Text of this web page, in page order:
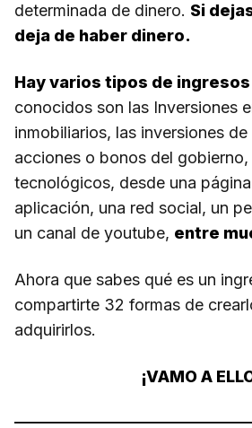
determinada de dinero. Si
deja de haber dinero.
Hay varios tipos de
conocidos son las Inversiones
inmobiliarios, las inversiones
acciones o bonos del
tecnológicos, desde una
aplicación, una red social, un
un canal de youtube, entre
Ahora que sabes qué es un
compartirte 32 formas de
adquirirlos.
¡VAMO A